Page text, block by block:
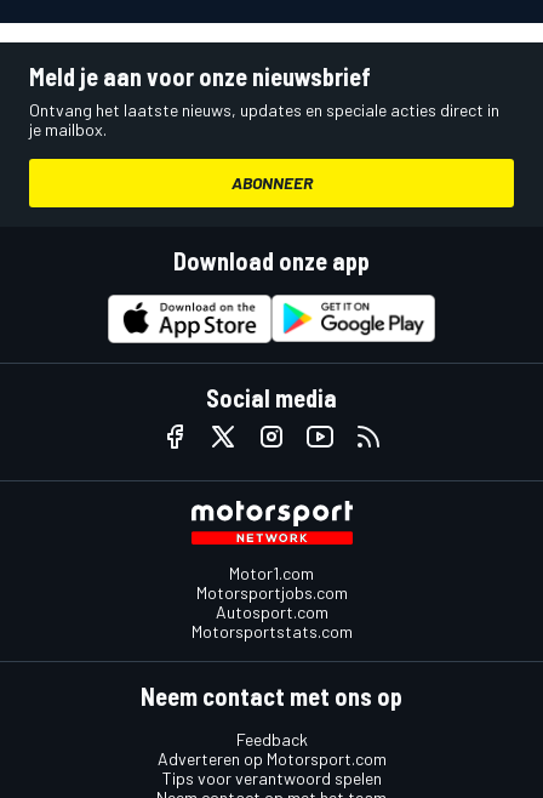
Meld je aan voor onze nieuwsbrief
Ontvang het laatste nieuws, updates en speciale acties direct in
je mailbox.
ABONNEER
Download onze app
Social media
Motor1.com
Motorsportjobs.com
Autosport.com
Motorsportstats.com
Neem contact met ons op
Feedback
Adverteren op Motorsport.com
Tips voor verantwoord spelen